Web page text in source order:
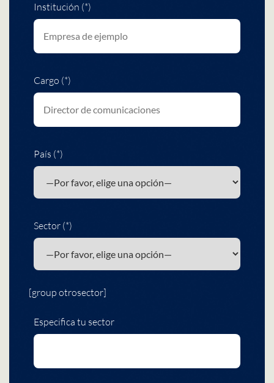
Institución (*)
Cargo (*)
País (*)
Sector (*)
[group otrosector]
Especifica tu sector